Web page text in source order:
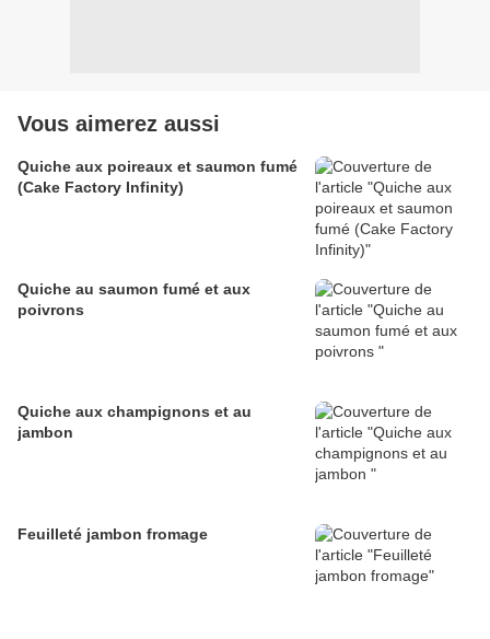
Vous aimerez aussi
Quiche aux poireaux et saumon fumé
(Cake Factory Infinity)
Quiche au saumon fumé et aux
poivrons
Quiche aux champignons et au
jambon
Feuilleté jambon fromage